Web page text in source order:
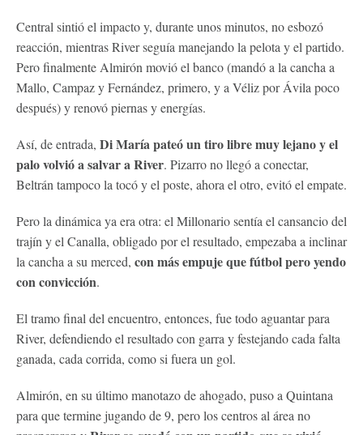
Central sintió el impacto y, durante unos minutos, no esbozó
reacción, mientras River seguía manejando la pelota y el partido.
Pero finalmente Almirón movió el banco (mandó a la cancha a
Mallo, Campaz y Fernández, primero, y a Véliz por Ávila poco
después) y renovó piernas y energías.
Así, de entrada, Di María pateó un tiro libre muy lejano y el
palo volvió a salvar a River. Pizarro no llegó a conectar,
Beltrán tampoco la tocó y el poste, ahora el otro, evitó el empate.
Pero la dinámica ya era otra: el Millonario sentía el cansancio del
trajín y el Canalla, obligado por el resultado, empezaba a inclinar
la cancha a su merced, con más empuje que fútbol pero yendo
con convicción.
El tramo final del encuentro, entonces, fue todo aguantar para
River, defendiendo el resultado con garra y festejando cada falta
ganada, cada corrida, como si fuera un gol.
Almirón, en su último manotazo de ahogado, puso a Quintana
para que termine jugando de 9, pero los centros al área no